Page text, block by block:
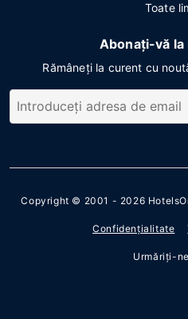
Toate
Abonați-vă
Rămâneți la curent cu
Copyright © 2001 - 2026
Confidenţialitate
Urmăriţi-